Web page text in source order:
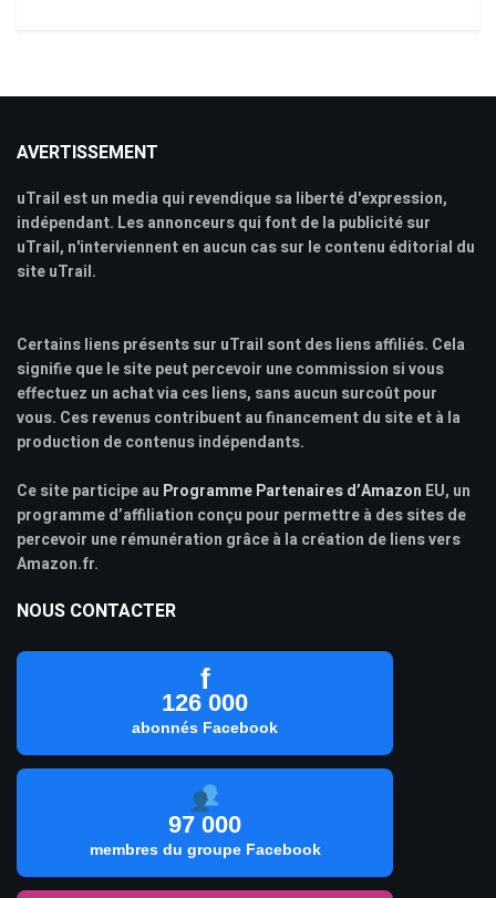
AVERTISSEMENT
uTrail est un media qui revendique sa liberté d'expression,
indépendant. Les annonceurs qui font de la publicité sur
uTrail, n'interviennent en aucun cas sur le contenu éditorial du
site uTrail.
Certains liens présents sur uTrail sont des liens affiliés. Cela
signifie que le site peut percevoir une commission si vous
effectuez un achat via ces liens, sans aucun surcoût pour
vous. Ces revenus contribuent au financement du site et à la
production de contenus indépendants.
Ce site participe au Programme Partenaires d’Amazon EU, un
programme d’affiliation conçu pour permettre à des sites de
percevoir une rémunération grâce à la création de liens vers
Amazon.fr.
NOUS CONTACTER
f
126 000
abonnés Facebook
97 000
membres du groupe Facebook